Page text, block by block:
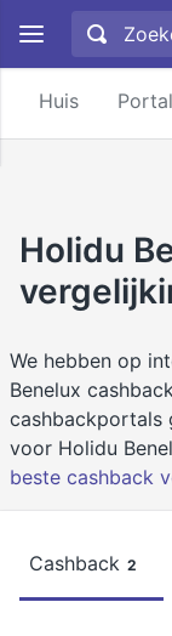
Huis
Holidu
We hebben op
Benelux
cashbackportals
voor Holidu
beste cashback
Cashback 2